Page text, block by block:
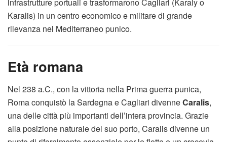
Karalis) in un centro economico e militare di grande
rilevanza nel Mediterraneo punico.
Età romana
Nel 238 a.C., con la vittoria nella Prima guerra punica,
Roma conquistò la Sardegna e Cagliari divenneCaralis,
una delle città più importanti dell’intera provincia. Grazie
alla posizione naturale del suo porto, Caralis divenne un